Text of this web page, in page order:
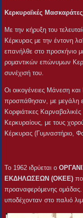
Κερκυραϊκές
Με την κήρυξη του
Κέρκυρας με την έντονη
επανήλθε στο προσκήνιο
ρομαντικών επώνυμων
συνέχισή του.
Οι οικογένειες Μάνεση
προσπάθησαν, με μεγάλη
Κορφιάτικες
Κερκυραίους, με τους
Κέρκυρας (Γυμναστήριο,
Το 1962 ιδρύεται ο
ΕΚΔΗΛΩΣΕΩΝ (ΟΚΕΕ)
προαναφερόμενης
υποδέχονταν στο παλιό